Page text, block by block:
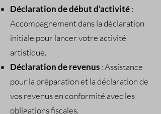
Déclaration de début d’activité:
Accompagnement dans la déclaration
initiale pour lancer votre activité
artistique.
Déclaration de revenus: Assistance
pour la préparation et la déclaration de
vos revenus en conformité avec les
obligations fiscales.